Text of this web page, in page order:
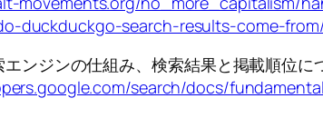
duckduckgo-search-results-come-
ンジンの仕組み、検索結果と掲載順位に
search/docs/